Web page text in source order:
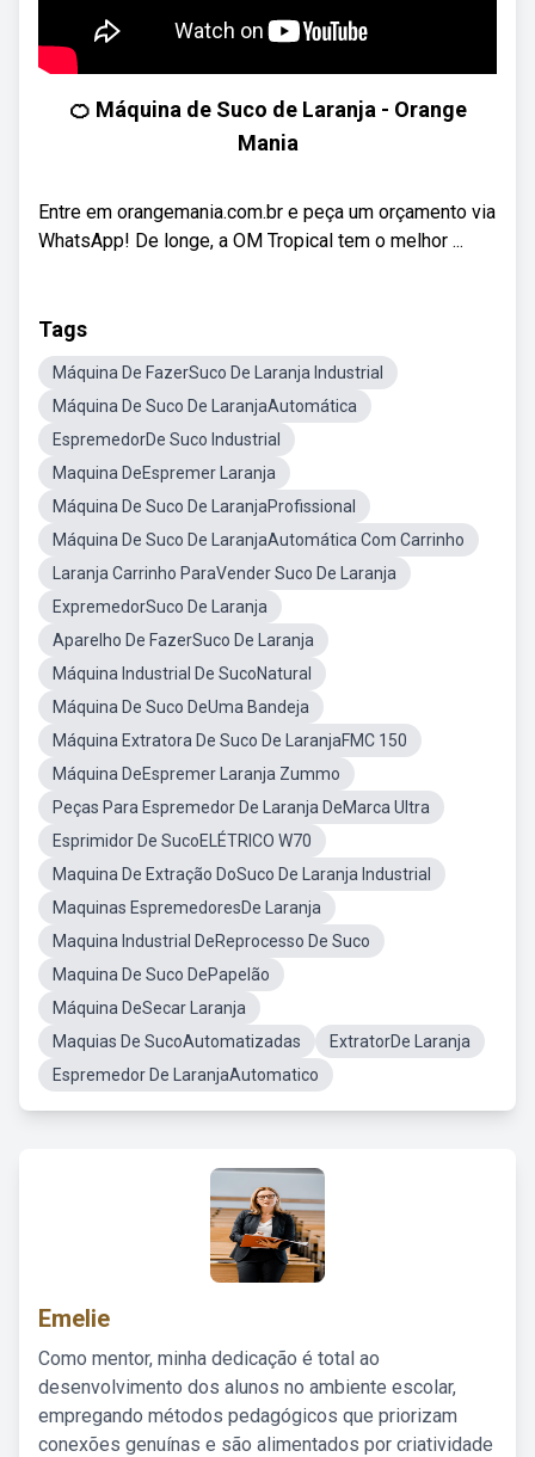
🍊 Máquina de Suco de Laranja - Orange
Mania
Entre em orangemania.com.br e peça um orçamento via
WhatsApp! De longe, a OM Tropical tem o melhor ...
Tags
Máquina De FazerSuco De Laranja Industrial
Máquina De Suco De LaranjaAutomática
EspremedorDe Suco Industrial
Maquina DeEspremer Laranja
Máquina De Suco De LaranjaProfissional
Máquina De Suco De LaranjaAutomática Com Carrinho
Laranja Carrinho ParaVender Suco De Laranja
ExpremedorSuco De Laranja
Aparelho De FazerSuco De Laranja
Máquina Industrial De SucoNatural
Máquina De Suco DeUma Bandeja
Máquina Extratora De Suco De LaranjaFMC 150
Máquina DeEspremer Laranja Zummo
Peças Para Espremedor De Laranja DeMarca Ultra
Esprimidor De SucoELÉTRICO W70
Maquina De Extração DoSuco De Laranja Industrial
Maquinas EspremedoresDe Laranja
Maquina Industrial DeReprocesso De Suco
Maquina De Suco DePapelão
Máquina DeSecar Laranja
Maquias De SucoAutomatizadas
ExtratorDe Laranja
Espremedor De LaranjaAutomatico
Emelie
Como mentor, minha dedicação é total ao
desenvolvimento dos alunos no ambiente escolar,
empregando métodos pedagógicos que priorizam
conexões genuínas e são alimentados por criatividade